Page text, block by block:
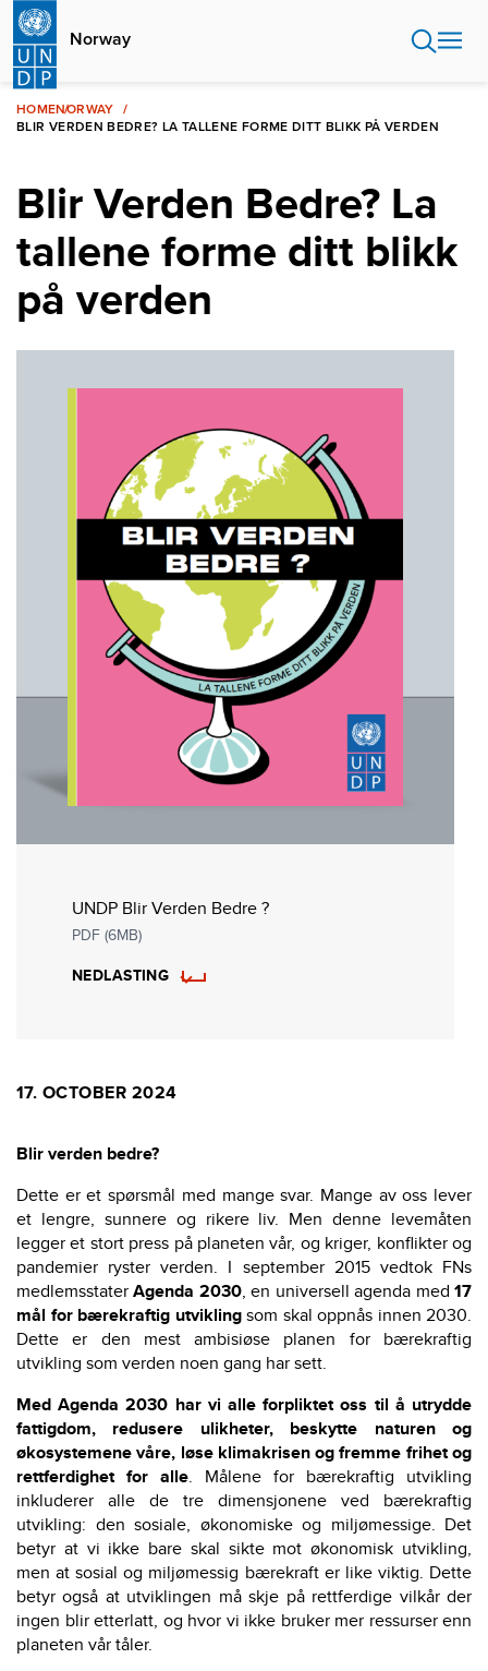
Skip
main
content
Norway
HOMENORWAY
BLIR VERDEN BEDRE? LA TALLENE FORME DITT BLIKK PÅ VERDEN
Blir Verden Bedre? La
tallene forme ditt blikk
på verden
UNDP Blir Verden Bedre ?
PDF (6MB)
NEDLASTING
17. OCTOBER 2024
Blir verden bedre?
Dette er et spørsmål med mange svar. Mange av oss lever
et lengre, sunnere og rikere liv. Men denne levemåten
legger et stort press på planeten vår, og kriger, konflikter og
pandemier ryster verden. I september 2015 vedtok FNs
medlemsstaterAgenda 2030, en universell agenda med17
mål for bærekraftig utviklingsom skal oppnås innen 2030.
Dette er den mest ambisiøse planen for bærekraftig
utvikling som verden noen gang har sett.
Med Agenda 2030 har vi alle forpliktet oss til å utrydde
fattigdom, redusere ulikheter, beskytte naturen og
økosystemene våre, løse klimakrisen og fremme frihet og
rettferdighet for alle. Målene for bærekraftig utvikling
inkluderer alle de tre dimensjonene ved bærekraftig
utvikling: den sosiale, økonomiske og miljømessige. Det
betyr at vi ikke bare skal sikte mot økonomisk utvikling,
men at sosial og miljømessig bærekraft er like viktig. Dette
betyr også at utviklingen må skje på rettferdige vilkår der
ingen blir etterlatt, og hvor vi ikke bruker mer ressurser enn
planeten vår tåler.